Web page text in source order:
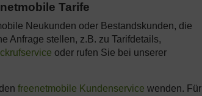
Tarife
Neukunden oder Bestandskunden, die
Anfrage stellen, z.B. zu Tarifdetails,
oder rufen Sie bei unserer
freenetmobile Kundenservice wenden. Für